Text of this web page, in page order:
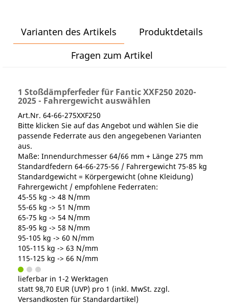
Varianten des Artikels
Produktdetails
Fragen zum Artikel
1 Stoßdämpferfeder für Fantic XXF250 2020-
2025 - Fahrergewicht auswählen
Art.Nr. 64-66-275XXF250
Bitte klicken Sie auf das Angebot und wählen Sie die
passende Federrate aus den angegebenen Varianten
aus.
Maße: Innendurchmesser 64/66 mm + Länge 275 mm
Standardfedern 64-66-275-56 / Fahrergewicht 75-85 kg
Standardgewicht = Körpergewicht (ohne Kleidung)
Fahrergewicht / empfohlene Federraten:
45-55 kg -> 48 N/mm
55-65 kg -> 51 N/mm
65-75 kg -> 54 N/mm
85-95 kg -> 58 N/mm
95-105 kg -> 60 N/mm
105-115 kg -> 63 N/mm
115-125 kg -> 66 N/mm
lieferbar in 1-2 Werktagen
statt 98,70 EUR (UVP) pro 1 (inkl. MwSt. zzgl.
Versandkosten für Standardartikel)